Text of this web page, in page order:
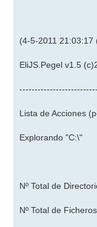
(4-5-2011 21:03:17
EliJS.Pegel v1.5
Lista de Acciones
Explorando "C:\"
Nº Total de
Nº Total de